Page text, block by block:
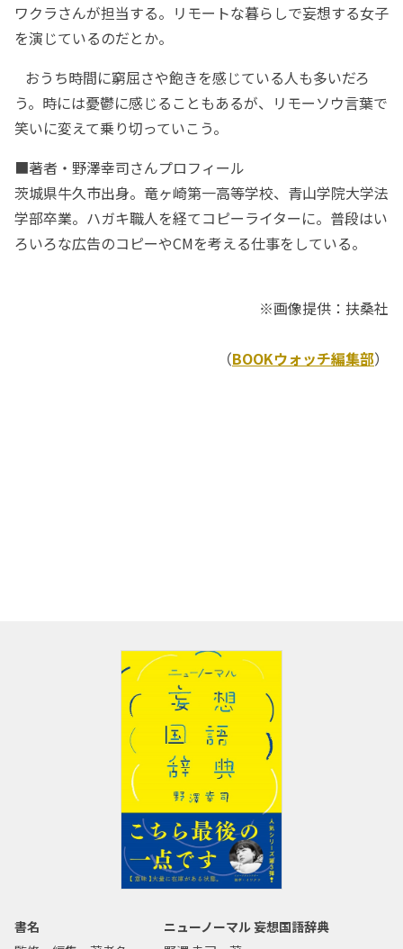
ワクラさんが担当する。リモートな暮らしで妄想する女子
を演じているのだとか。
おうち時間に窮屈さや飽きを感じている人も多いだろ
う。時には憂鬱に感じることもあるが、リモーソウ言葉で
笑いに変えて乗り切っていこう。
■著者・野澤幸司さんプロフィール
茨城県牛久市出身。竜ヶ崎第一高等学校、青山学院大学法
学部卒業。ハガキ職人を経てコピーライターに。普段はい
ろいろな広告のコピーやCMを考える仕事をしている。
※画像提供：扶桑社
（BOOKウォッチ編集部）
書名
ニューノーマル 妄想国語辞典